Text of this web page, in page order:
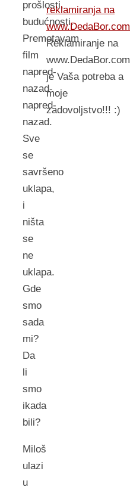
prošlosti,
budućnosti.
Premotavam
film
napred-
nazad-
napred-
nazad.
Sve
se
savršeno
uklapa,
i
ništa
se
ne
uklapa.
Gde
smo
sada
mi?
Da
li
smo
ikada
bili?
Miloš
ulazi
u
reklamiranja na
www.DedaBor.com
Reklamiranje na
www.DedaBor.com
je Vaša potreba a
moje
zadovoljstvo!!! :)